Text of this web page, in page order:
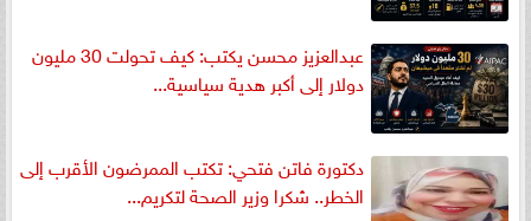
عبدالعزيز محسن يكتب: كيف تحولت 30 مليون
دولار إلى أكبر هدية سياسية...
دكتورة فاتن فتحي: تكتب الممرضون الأقرب إلى
الخطر.. شكرا وزير الصحة لتكريم...